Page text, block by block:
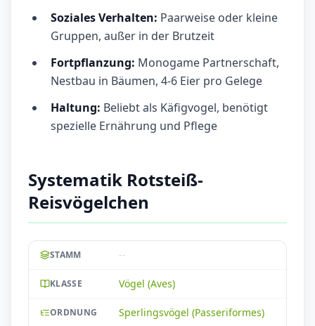
Soziales Verhalten: Paarweise oder kleine
Gruppen, außer in der Brutzeit
Fortpflanzung: Monogame Partnerschaft,
Nestbau in Bäumen, 4-6 Eier pro Gelege
Haltung: Beliebt als Käfigvogel, benötigt
spezielle Ernährung und Pflege
Systematik Rotsteiß-
Reisvögelchen
STAMM --
KLASSE Vögel (Aves)
ORDNUNG Sperlingsvögel (Passeriformes)